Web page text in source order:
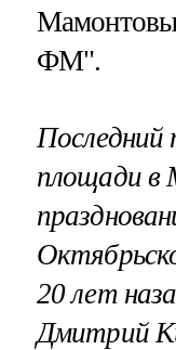
ФМ".
Последний
площади в
20 лет
Дмитрий